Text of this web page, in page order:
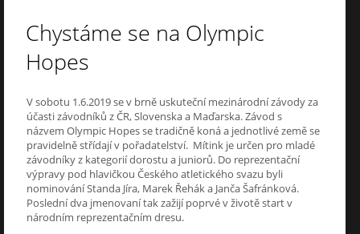
Chystáme se na Olympic
Hopes
V sobotu 1.6.2019 se v brně uskuteční mezinárodní závody za
účasti závodníků z ČR, Slovenska a Maďarska. Závod s
názvem Olympic Hopes se tradičně koná a jednotlivé země se
pravidelně střídají v pořadatelství. Mítink je určen pro mladé
závodníky z kategorií dorostu a juniorů. Do reprezentační
výpravy pod hlavičkou Českého atletického svazu byli
nominování Standa Jíra, Marek Řehák a Janča Šafránková.
Poslední dva jmenovaní tak zažijí poprvé v životě start v
národním reprezentačním dresu.